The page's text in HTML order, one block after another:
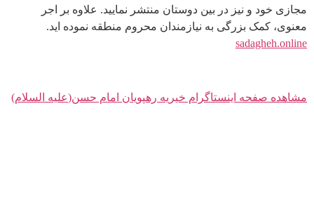
مجازی خود و نیز در بین دوستان منتشر نمایید. علاوه بر اجر
معنوی، کمک بزرگی به نیازمندان محروم منطقه نموده اید.
sadagheh.online
مشاهده صفحه اینستاگرام خیریه رهپویان امام حسن(علیه السلام)